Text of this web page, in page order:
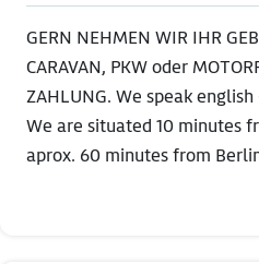
GERN NEHMEN WIR IHR
CARAVAN, PKW oder
ZAHLUNG. We speak
We are situated 10 minutes
aprox. 60 minutes from